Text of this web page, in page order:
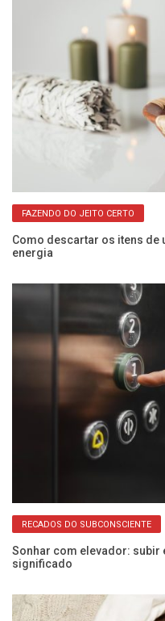
FAZENDO DO JEITO CERTO
Como descartar os itens de
energia
RECADOS DO SUBCONSCIENTE
Sonhar com elevador: subir
significado